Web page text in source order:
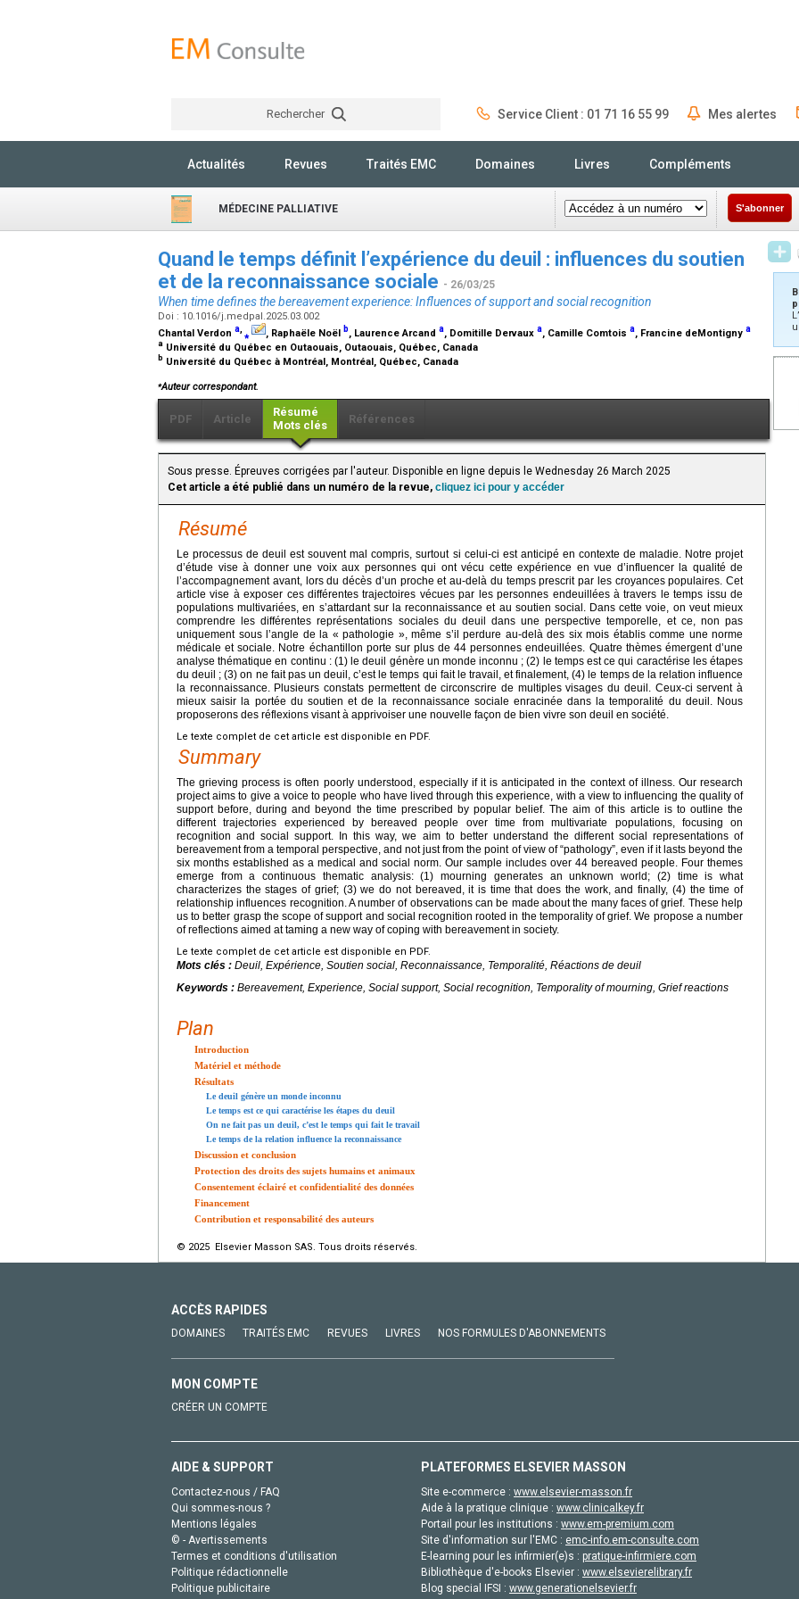
Rechercher Service Client : 01 71 16 55 99 Mes alertes
Actualités Revues Traités EMC Domaines Livres Compléments
MÉDECINE PALLIATIVE S'abonner
Quand le temps définit l’expérience du deuil : influences du soutien
et de la reconnaissance sociale - 26/03/25
When time defines the bereavement experience: Influences of support and social recognition
Doi : 10.1016/j.medpal.2025.03.002
Chantal Verdon a,⁎ , Raphaële Noël b, Laurence Arcand a, Domitille Dervaux a, Camille Comtois a, Francine deMontigny a
a Université du Québec en Outaouais, Outaouais, Québec, Canada
b Université du Québec à Montréal, Montréal, Québec, Canada
⁎Auteur correspondant.
PDF Article
Résumé
Mots clés
Références
Sous presse. Épreuves corrigées par l'auteur. Disponible en ligne depuis le Wednesday 26 March 2025
Cet article a été publié dans un numéro de la revue, cliquez ici pour y accéder
Résumé
Le processus de deuil est souvent mal compris, surtout si celui-ci est anticipé en contexte de maladie. Notre projet
d’étude vise à donner une voix aux personnes qui ont vécu cette expérience en vue d’influencer la qualité de
l’accompagnement avant, lors du décès d’un proche et au-delà du temps prescrit par les croyances populaires. Cet
article vise à exposer ces différentes trajectoires vécues par les personnes endeuillées à travers le temps issu de
populations multivariées, en s’attardant sur la reconnaissance et au soutien social. Dans cette voie, on veut mieux
comprendre les différentes représentations sociales du deuil dans une perspective temporelle, et ce, non pas
uniquement sous l’angle de la « pathologie », même s’il perdure au-delà des six mois établis comme une norme
médicale et sociale. Notre échantillon porte sur plus de 44 personnes endeuillées. Quatre thèmes émergent d’une
analyse thématique en continu : (1) le deuil génère un monde inconnu ; (2) le temps est ce qui caractérise les étapes
du deuil ; (3) on ne fait pas un deuil, c’est le temps qui fait le travail, et finalement, (4) le temps de la relation influence
la reconnaissance. Plusieurs constats permettent de circonscrire de multiples visages du deuil. Ceux-ci servent à
mieux saisir la portée du soutien et de la reconnaissance sociale enracinée dans la temporalité du deuil. Nous
proposerons des réflexions visant à apprivoiser une nouvelle façon de bien vivre son deuil en société.
Le texte complet de cet article est disponible en PDF.
Summary
The grieving process is often poorly understood, especially if it is anticipated in the context of illness. Our research
project aims to give a voice to people who have lived through this experience, with a view to influencing the quality of
support before, during and beyond the time prescribed by popular belief. The aim of this article is to outline the
different trajectories experienced by bereaved people over time from multivariate populations, focusing on
recognition and social support. In this way, we aim to better understand the different social representations of
bereavement from a temporal perspective, and not just from the point of view of “pathology”, even if it lasts beyond the
six months established as a medical and social norm. Our sample includes over 44 bereaved people. Four themes
emerge from a continuous thematic analysis: (1) mourning generates an unknown world; (2) time is what
characterizes the stages of grief; (3) we do not bereaved, it is time that does the work, and finally, (4) the time of
relationship influences recognition. A number of observations can be made about the many faces of grief. These help
us to better grasp the scope of support and social recognition rooted in the temporality of grief. We propose a number
of reflections aimed at taming a new way of coping with bereavement in society.
Le texte complet de cet article est disponible en PDF.
Mots clés : Deuil, Expérience, Soutien social, Reconnaissance, Temporalité, Réactions de deuil
Keywords : Bereavement, Experience, Social support, Social recognition, Temporality of mourning, Grief reactions
Plan
Introduction
Matériel et méthode
Résultats
Le deuil génère un monde inconnu
Le temps est ce qui caractérise les étapes du deuil
On ne fait pas un deuil, c’est le temps qui fait le travail
Le temps de la relation influence la reconnaissance
Discussion et conclusion
Protection des droits des sujets humains et animaux
Consentement éclairé et confidentialité des données
Financement
Contribution et responsabilité des auteurs
© 2025 Elsevier Masson SAS. Tous droits réservés.
ACCÈS RAPIDES
DOMAINES TRAITÉS EMC REVUES LIVRES NOS FORMULES D'ABONNEMENTS
MON COMPTE
CRÉER UN COMPTE
AIDE & SUPPORT
Contactez-nous / FAQ
Qui sommes-nous ?
Mentions légales
© - Avertissements
Termes et conditions d'utilisation
Politique rédactionnelle
Politique publicitaire
PLATEFORMES ELSEVIER MASSON
Site e-commerce : www.elsevier-masson.fr
Aide à la pratique clinique : www.clinicalkey.fr
Portail pour les institutions : www.em-premium.com
Site d'information sur l'EMC : emc-info.em-consulte.com
E-learning pour les infirmier(e)s : pratique-infirmiere.com
Bibliothèque d'e-books Elsevier : www.elsevierelibrary.fr
Blog special IFSI : www.generationelsevier.fr